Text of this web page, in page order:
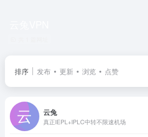
排序 发布 更新 浏览 点赞
云兔
真正IEPL+IPLC中转不限速机场